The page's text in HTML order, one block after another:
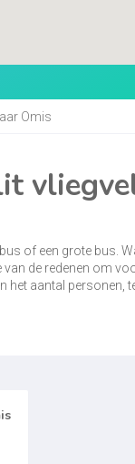
Omis
of een grote bus.
de redenen om
aantal personen,